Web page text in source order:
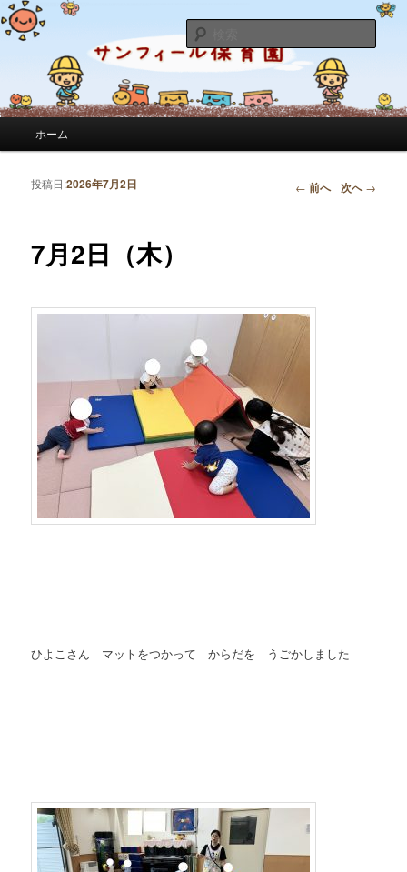
サンフィール保育園のブログ
サンフィール保育園のせんせいのブログです。園の日常を綴っています。
索
メインコンテンツへ移動
サブコンテンツへ移動
ホーム
投稿ナビゲーション ← 前へ 次へ→
7月2日（木）
投稿日:2026年7月2日
ひよこさん マットをつかって からだを うごかしました